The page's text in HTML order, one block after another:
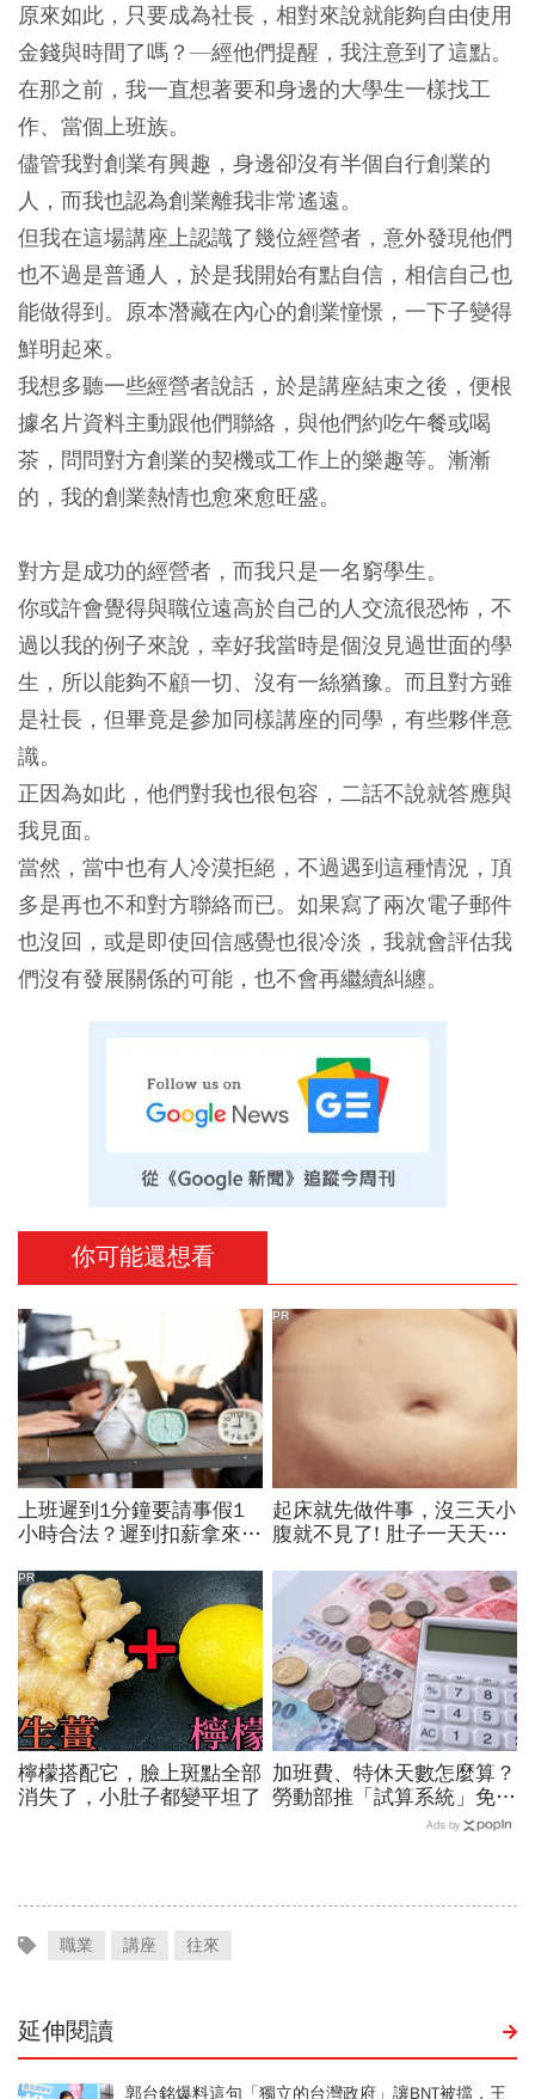
原來如此，只要成為社長，相對來說就能夠自由使用
金錢與時間了嗎？—經他們提醒，我注意到了這點。
在那之前，我一直想著要和身邊的大學生一樣找工
作、當個上班族。
儘管我對創業有興趣，身邊卻沒有半個自行創業的
人，而我也認為創業離我非常遙遠。
但我在這場講座上認識了幾位經營者，意外發現他們
也不過是普通人，於是我開始有點自信，相信自己也
能做得到。原本潛藏在內心的創業憧憬，一下子變得
鮮明起來。
我想多聽一些經營者說話，於是講座結束之後，便根
據名片資料主動跟他們聯絡，與他們約吃午餐或喝
茶，問問對方創業的契機或工作上的樂趣等。漸漸
的，我的創業熱情也愈來愈旺盛。
對方是成功的經營者，而我只是一名窮學生。
你或許會覺得與職位遠高於自己的人交流很恐怖，不
過以我的例子來說，幸好我當時是個沒見過世面的學
生，所以能夠不顧一切、沒有一絲猶豫。而且對方雖
是社長，但畢竟是參加同樣講座的同學，有些夥伴意
識。
正因為如此，他們對我也很包容，二話不說就答應與
我見面。
當然，當中也有人冷漠拒絕，不過遇到這種情況，頂
多是再也不和對方聯絡而已。如果寫了兩次電子郵件
也沒回，或是即使回信感覺也很冷淡，我就會評估我
們沒有發展關係的可能，也不會再繼續糾纏。
你可能還想看
上班遲到1分鐘要請事假1
小時合法？遲到扣薪拿來聚
到不支薪這樣算
起床就先做件事，沒三天小
腹就不見了! 肚子一天天變
PR
檸檬搭配它，臉上斑點全部
消失了，小肚子都變平坦了
PR
加班費、特休天數怎麼算？
勞動部推「試算系統」免代
公式一鍵就能算，連勞退、
Ads by
職業 講座 往來
延伸閱讀
郭台銘爆料這句「獨立的台灣政府」讓BNT被擋，王